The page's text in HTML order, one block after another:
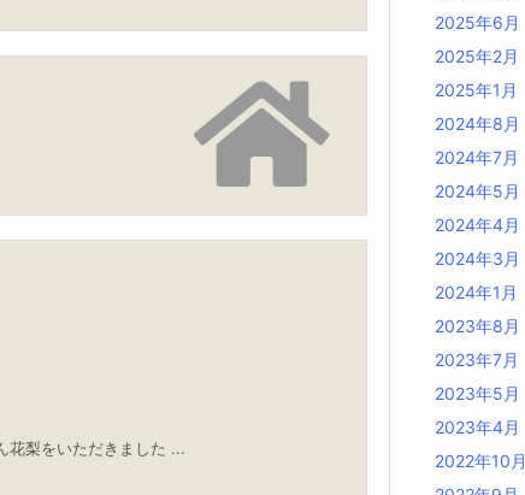
花梨をいただきました ...
2025年6月
2025年2月
2025年1月
2024年8月
2024年7月
2024年5月
2024年4月
2024年3月
2024年1月
2023年8月
2023年7月
2023年5月
2023年4月
2022年10月